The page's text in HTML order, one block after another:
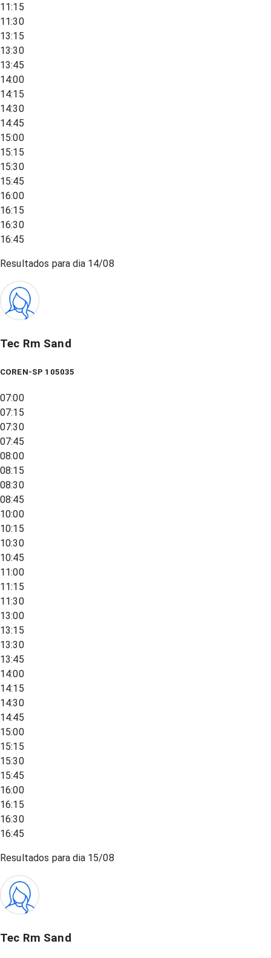
11:15
11:30
13:15
13:30
13:45
14:00
14:15
14:30
14:45
15:00
15:15
15:30
15:45
16:00
16:15
16:30
16:45
Resultados para dia 14/08
Tec Rm Sand
COREN-SP 105035
07:00
07:15
07:30
07:45
08:00
08:15
08:30
08:45
10:00
10:15
10:30
10:45
11:00
11:15
11:30
13:00
13:15
13:30
13:45
14:00
14:15
14:30
14:45
15:00
15:15
15:30
15:45
16:00
16:15
16:30
16:45
Resultados para dia 15/08
Tec Rm Sand